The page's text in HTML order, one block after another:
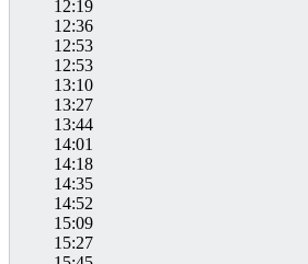
12:19
12:36
12:53
12:53
13:10
13:27
13:44
14:01
14:18
14:35
14:52
15:09
15:27